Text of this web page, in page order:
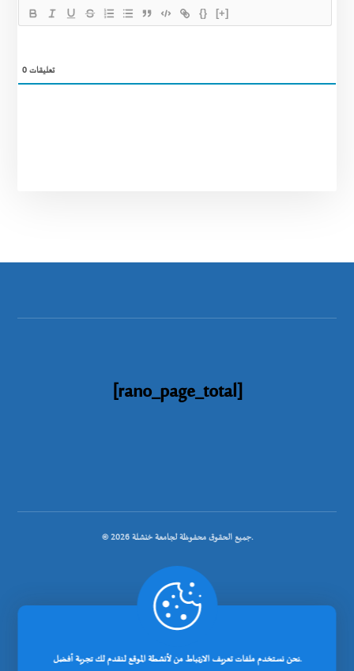
{} [+]
0تعليقات
[rano_page_total]
© جميع الحقوق محفوظة لجامعة خنشلة 2026.
.
نحن نستخدم ملفات تعريف الارتباط من لأنشطة الموقع لنقدم لك تجربة أفضل.